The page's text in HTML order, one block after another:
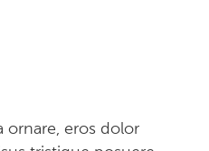
ornare, eros dolor